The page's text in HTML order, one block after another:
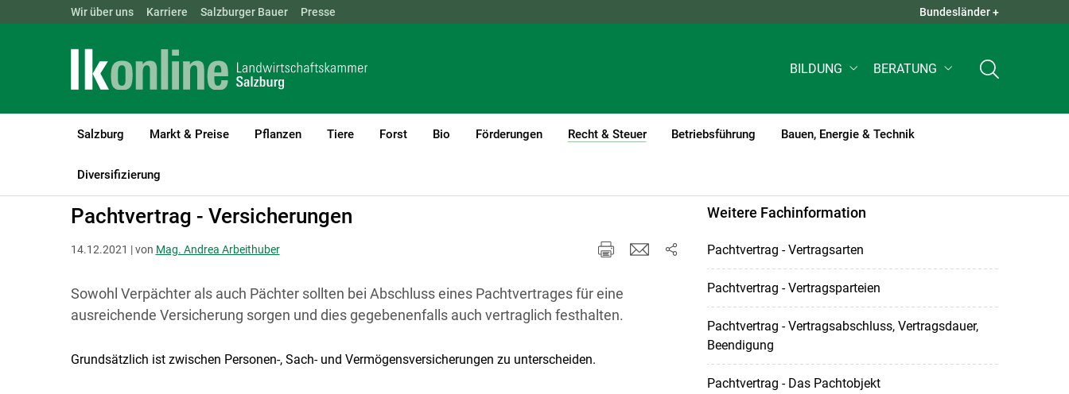
Landwirtschaftskammern: ÖSTERREICH BGLD KTN QUICK LINKS +
Wir über uns Karriere Salzburger Bauer Presse Bundesländer +
BILDUNG BERATUNG
Salzburg Markt & Preise Pflanzen Tiere Forst Bio Förderungen Recht & Steuer
(current)1
Betriebsführung Bauen, Energie & Technik
Diversifizierung
LK Salzburg Recht & Steuer
Pachtvertrag - Versicherungen
14.12.2021 | von Mag. Andrea Arbeithuber
Sowohl Verpächter als auch Pächter sollten bei Abschluss eines Pachtvertrages für eine
ausreichende Versicherung sorgen und dies gegebenenfalls auch vertraglich festhalten.
Grundsätzlich ist zwischen Personen-, Sach- und Vermögensversicherungen zu unterscheiden.
Weitere Fachinformation
Pachtvertrag - Vertragsarten
Pachtvertrag - Vertragsparteien
Pachtvertrag - Vertragsabschluss, Vertragsdauer,
Beendigung
Pachtvertrag - Das Pachtobjekt